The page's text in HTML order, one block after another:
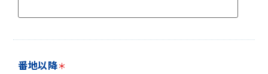
番地以降＊